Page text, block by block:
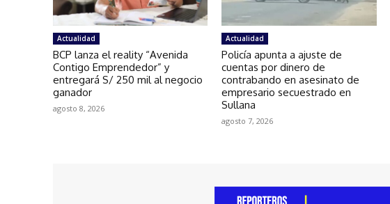
Actualidad
BCP lanza el reality “Avenida
Contigo Emprendedor” y
entregará S/ 250 mil al negocio
ganador
agosto 8, 2026
Actualidad
Policía apunta a ajuste de
cuentas por dinero de
contrabando en asesinato de
empresario secuestrado en
Sullana
agosto 7, 2026